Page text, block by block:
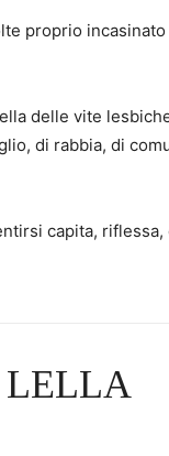
proprio
delle vite
di rabbia, di
capita,